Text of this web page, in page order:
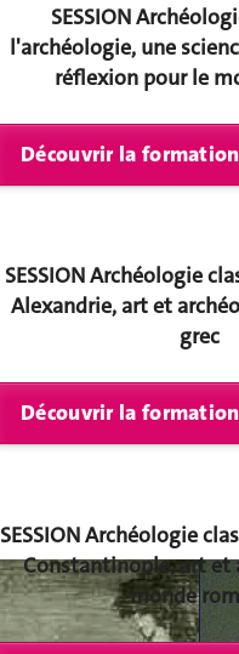
SESSION
l'archéologie, une
réflexion pour le
SESSION Archéologie
Alexandrie, art et
grec
SESSIONArchéologie
Constantinople, art et
monde